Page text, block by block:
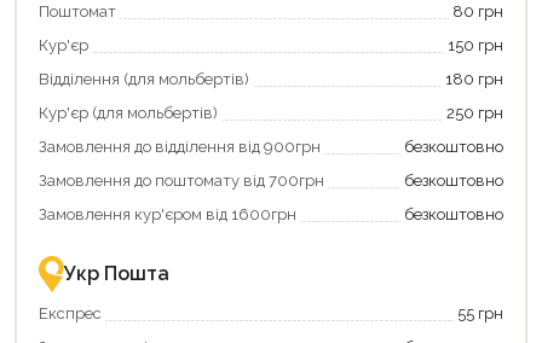
карту
щоб
зекономити
та
отримати
переваги!
картою
єКнига
–
зручно
та
вигідно!
покупку
«Національний
кешбек»
та
отримуйте
повернення
Економте
більше
разом
державною
підтримкою!
Поштомат
80 грн
Кур'єр
150 грн
Відділення (для мольбертів)
180 грн
Кур'єр (для мольбертів)
250 грн
Замовлення до відділення від 900грн
безкоштовно
Замовлення до поштомату від 700грн
безкоштовно
Замовлення кур'єром від 1600грн
безкоштовно
Укр Пошта
Експрес
55 грн